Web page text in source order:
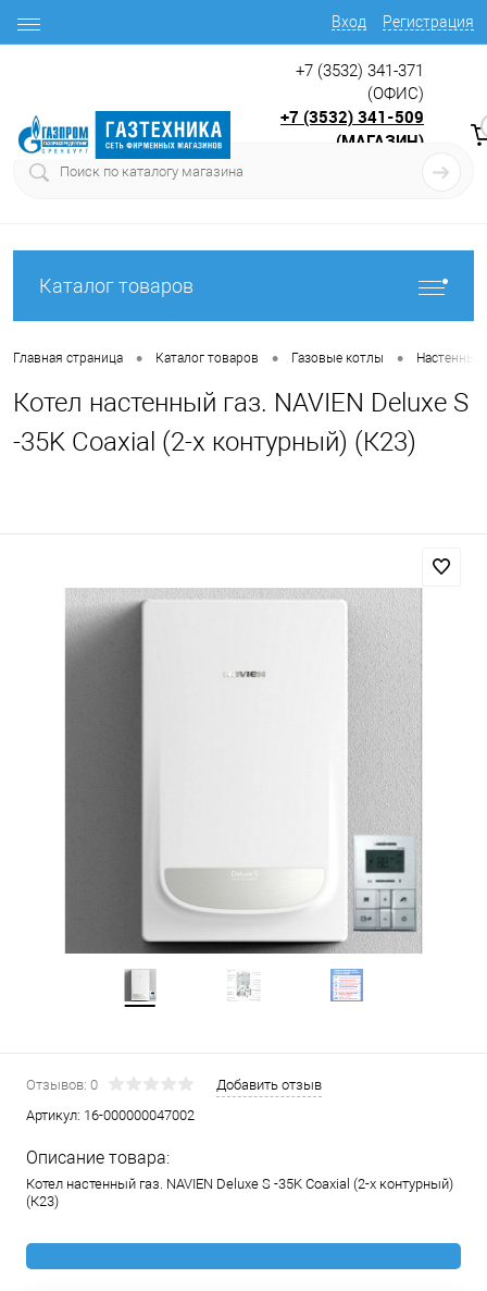
Вход Регистрация
+7 (3532) 341-371
(ОФИС)
+7 (3532) 341-509
(МАГАЗИН)
Каталог товаров
Главная страница • Каталог товаров • Газовые котлы • Настенные
Котел настенный газ. NAVIEN Deluxe S
-35K Coaxial (2-х контурный) (К23)
Отзывов: 0
Добавить отзыв
Артикул: 16-000000047002
Описание товара:
Котел настенный газ. NAVIEN Deluxe S -35K Coaxial (2-х контурный)
(К23)